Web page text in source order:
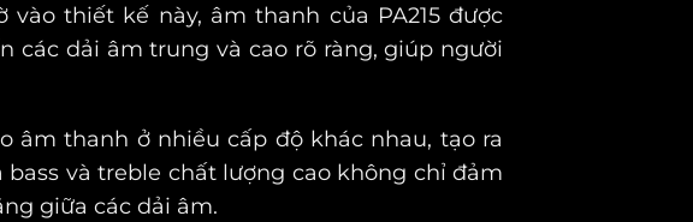
thiết kế này, âm thanh của PA215 được
dải âm trung và cao rõ ràng, giúp người
âm thanh ở nhiều cấp độ khác nhau, tạo ra
và treble chất lượng cao không chỉ đảm
giữa các dải âm.